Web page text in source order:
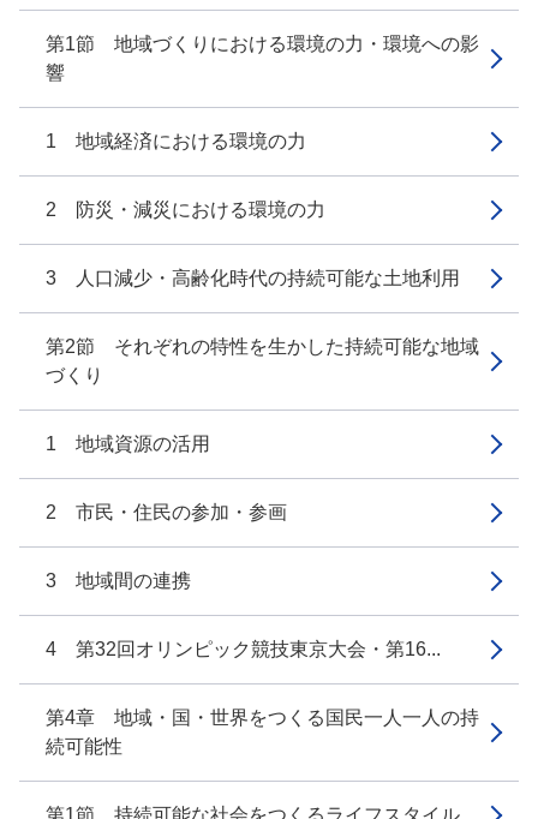
第1節 地域づくりにおける環境の力・環境への影
響
1 地域経済における環境の力
2 防災・減災における環境の力
3 人口減少・高齢化時代の持続可能な土地利用
第2節 それぞれの特性を生かした持続可能な地域
づくり
1 地域資源の活用
2 市民・住民の参加・参画
3 地域間の連携
4 第32回オリンピック競技東京大会・第16...
第4章 地域・国・世界をつくる国民一人一人の持
続可能性
第1節 持続可能な社会をつくるライフスタイル